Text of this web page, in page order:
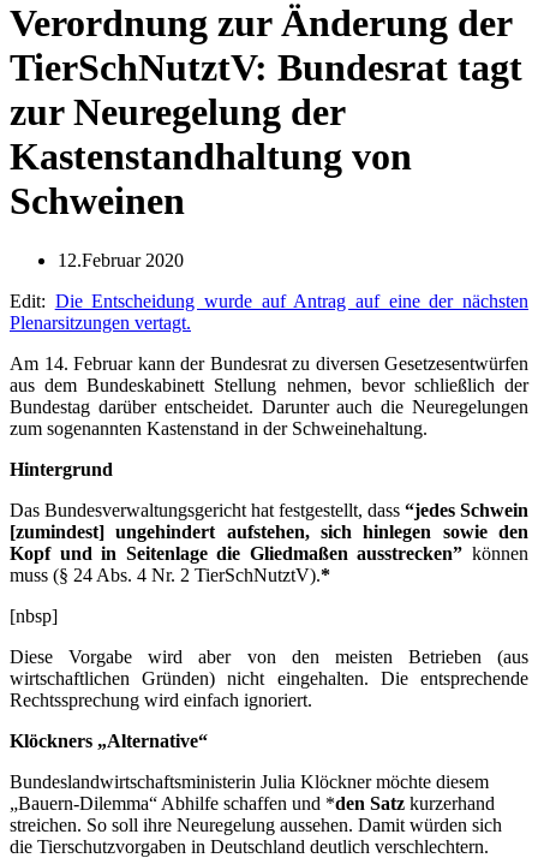
Verordnung zur Änderung der
TierSchNutztV: Bundesrat tagt
zur Neuregelung der
Kastenstandhaltung von
Schweinen
12.Februar 2020
Edit: Die Entscheidung wurde auf Antrag auf eine der nächsten
Plenarsitzungen vertagt.
Am 14. Februar kann der Bundesrat zu diversen Gesetzesentwürfen
aus dem Bundeskabinett Stellung nehmen, bevor schließlich der
Bundestag darüber entscheidet. Darunter auch die Neuregelungen
zum sogenannten Kastenstand in der Schweinehaltung.
Hintergrund
Das Bundesverwaltungsgericht hat festgestellt, dass “jedes Schwein
[zumindest] ungehindert aufstehen, sich hinlegen sowie den
Kopf und in Seitenlage die Gliedmaßen ausstrecken” können
muss (§ 24 Abs. 4 Nr. 2 TierSchNutztV).*
[nbsp]
Diese Vorgabe wird aber von den meisten Betrieben (aus
wirtschaftlichen Gründen) nicht eingehalten. Die entsprechende
Rechtssprechung wird einfach ignoriert.
Klöckners „Alternative“
Bundeslandwirtschaftsministerin Julia Klöckner möchte diesem
„Bauern-Dilemma“ Abhilfe schaffen und *den Satz kurzerhand
streichen. So soll ihre Neuregelung aussehen. Damit würden sich
die Tierschutzvorgaben in Deutschland deutlich verschlechtern.